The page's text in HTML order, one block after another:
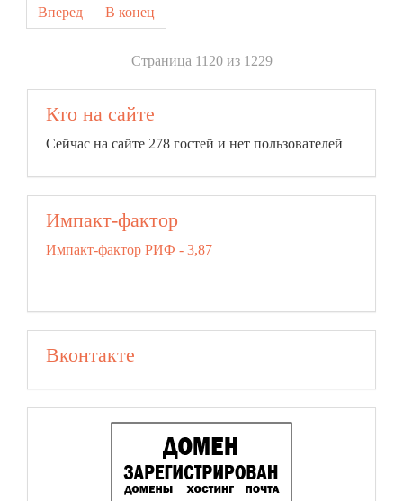
Вперед В конец
Страница 1120 из 1229
Кто на сайте
Сейчас на сайте 278 гостей и нет пользователей
Импакт-фактор
Импакт-фактор РИФ - 3,87
Вконтакте